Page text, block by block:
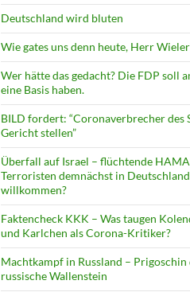
Deutschland wird bluten
Wie gates uns denn heute, Herr
Wer hätte das gedacht? Die FDP soll
eine Basis haben.
BILD fordert: “Coronaverbrecher des
Gericht stellen”
Überfall auf Israel – flüchtende
Terroristen demnächst in
willkommen?
Faktencheck KKK – Was taugen
und Karlchen als Corona-Kritiker?
Machtkampf in Russland – Prigoschin
russische Wallenstein